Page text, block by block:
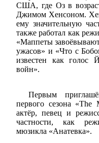
США, где Оз в
Джимом Хенсоном.
ему значительную
также работал как
«Маппеты
ужасов» и «Что с
известен как голос
войн».
Первым
первого сезона «The
актёр, певец и
частности, как
мюзикла «Анатевка».